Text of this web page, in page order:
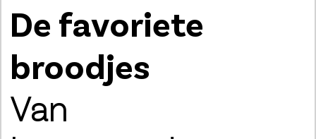
De favoriete
broodjes
Van